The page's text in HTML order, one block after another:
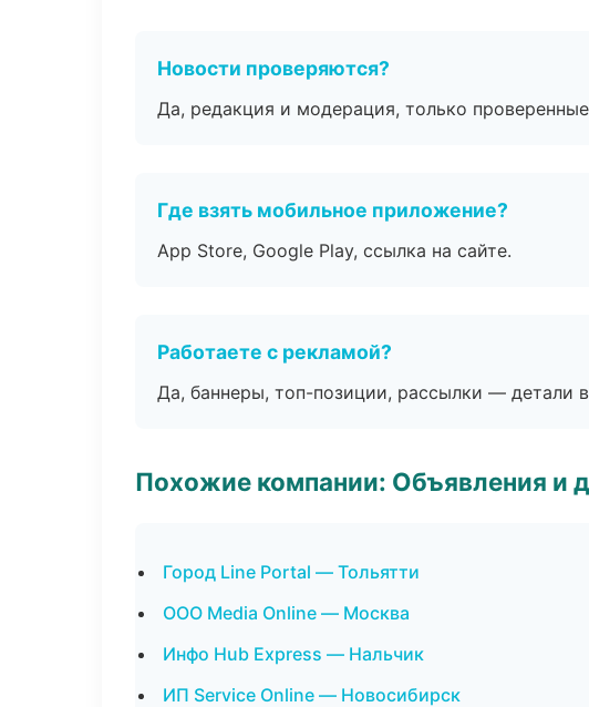
Новости проверяются?
Да, редакция и модерация, только
Где взять мобильное приложение?
App Store, Google Play, ссылка на сайте.
Работаете с рекламой?
Да, баннеры, топ-позиции, рассылки — детали
Похожие компании: Объявления и
Город Line Portal — Тольятти
ООО Media Online — Москва
Инфо Hub Express — Нальчик
ИП Service Online — Новосибирск